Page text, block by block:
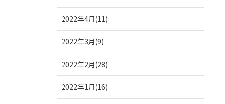
2022年4月(11)
2022年3月(9)
2022年2月(28)
2022年1月(16)